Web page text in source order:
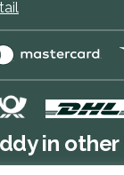
in